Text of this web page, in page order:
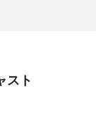
スト